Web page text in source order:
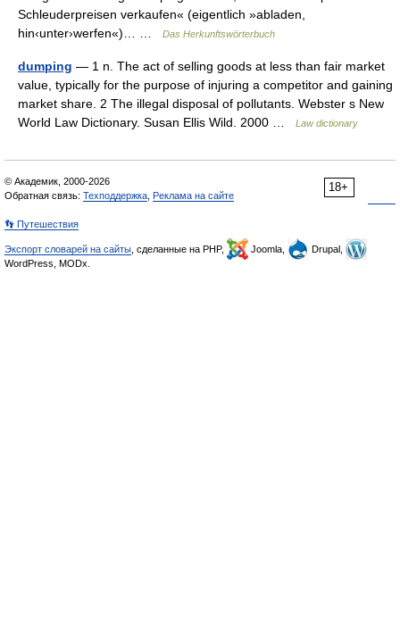
Schleuderpreisen verkaufen« (eigentlich »abladen,
hin‹unter›werfen«)… …
Das Herkunftswörterbuch
dumping — 1 n. The act of selling goods at less than fair market
value, typically for the purpose of injuring a competitor and gaining
market share. 2 The illegal disposal of pollutants. Webster s New
World Law Dictionary. Susan Ellis Wild. 2000 …
Law dictionary
18+
© Академик, 2000-2026
Обратная связь: Техподдержка Реклама на сайте
👣 Путешествия
Экспорт словарей на сайты , сделанные на PHP, Joomla,
Drupal,
WordPress, MODx.